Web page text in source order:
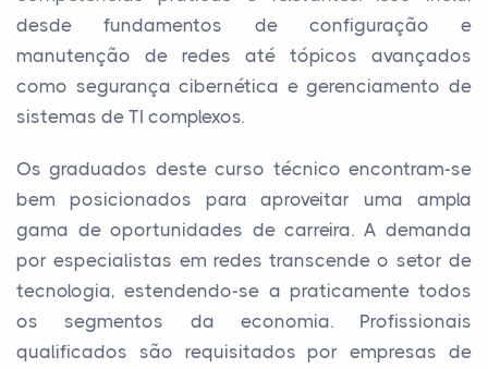
desde fundamentos de configuração e
manutenção de redes até tópicos avançados
como segurança cibernética e gerenciamento de
sistemas de TI complexos.
Os graduados deste curso técnico encontram-se
bem posicionados para aproveitar uma ampla
gama de oportunidades de carreira. A demanda
por especialistas em redes transcende o setor de
tecnologia, estendendo-se a praticamente todos
os segmentos da economia. Profissionais
qualificados são requisitados por empresas de